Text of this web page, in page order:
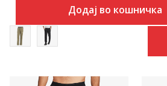
Додај во кошничка